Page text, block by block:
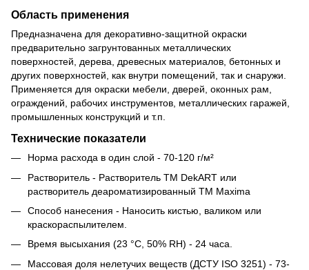
Область применения
Предназначена для декоративно-защитной окраски
предварительно загрунтованных металлических
поверхностей, дерева, древесных материалов, бетонных и
других поверхностей, как внутри помещений, так и снаружи.
Применяется для окраски мебели, дверей, оконных рам,
ограждений, рабочих инструментов, металлических гаражей,
промышленных конструкций и т.п.
Технические показатели
Норма расхода в один слой - 70-120 г/м²
Растворитель - Растворитель ТМ DekART или
растворитель деароматизированный ТМ Maxima
Способ нанесения - Наносить кистью, валиком или
краскораспылителем.
Время высыхания (23 °С, 50% RH) - 24 часа.
Массовая доля нелетучих веществ (ДСТУ ISO 3251) - 73-